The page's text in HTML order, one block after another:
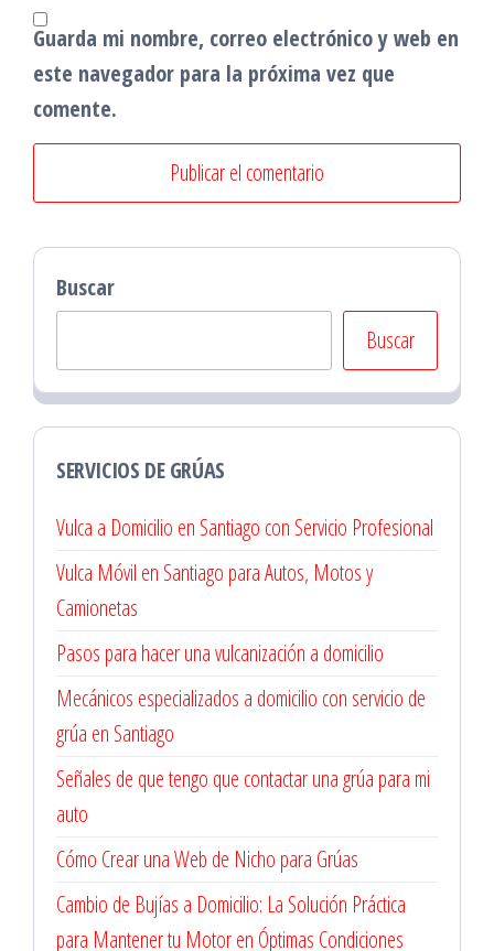
Guarda mi nombre, correo electrónico y web en
este navegador para la próxima vez que
comente.
Buscar
Buscar
SERVICIOS DE GRÚAS
Vulca a Domicilio en Santiago con Servicio Profesional
Vulca Móvil en Santiago para Autos, Motos y
Camionetas
Pasos para hacer una vulcanización a domicilio
Mecánicos especializados a domicilio con servicio de
grúa en Santiago
Señales de que tengo que contactar una grúa para mi
auto
Cómo Crear una Web de Nicho para Grúas
Cambio de Bujías a Domicilio: La Solución Práctica
para Mantener tu Motor en Óptimas Condiciones